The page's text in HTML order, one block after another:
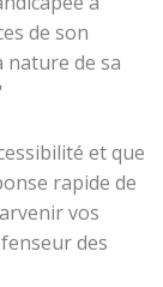
de son
nature de sa
et que
rapide de
vos
des